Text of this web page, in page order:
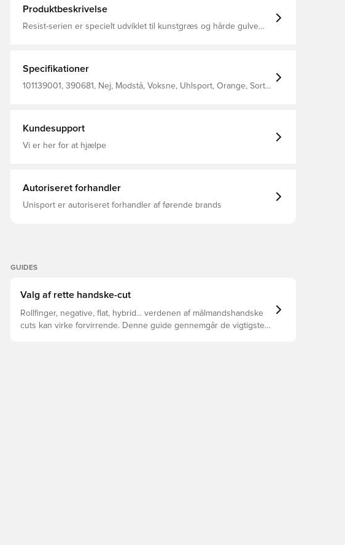
Produktbeskrivelse
Resist-serien er specielt udviklet til kunstgræs og hårde gulve
Specifikationer
101139001, 390681, Nej, Modstå, Voksne, Uhlsport, Orange, Sort,
Kundesupport
Vi er her for at hjælpe
Autoriseret forhandler
Unisport er autoriseret forhandler af førende brands
GUIDES
Valg af rette handske-cut
Rollfinger, negative, flat, hybrid... verdenen af målmandshandske
cuts kan virke forvirrende. Denne guide gennemgår de vigtigste